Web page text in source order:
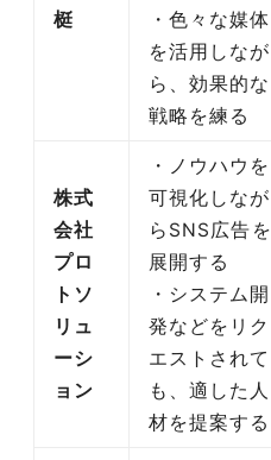
梃
・色々な媒体
を活用しなが
ら、効果的な
戦略を練る
株式
会社
プロ
トソ
リュ
ーシ
ョン
・ノウハウを
可視化しなが
らSNS広告を
展開する
・システム開
発などをリク
エストされて
も、適した人
材を提案する